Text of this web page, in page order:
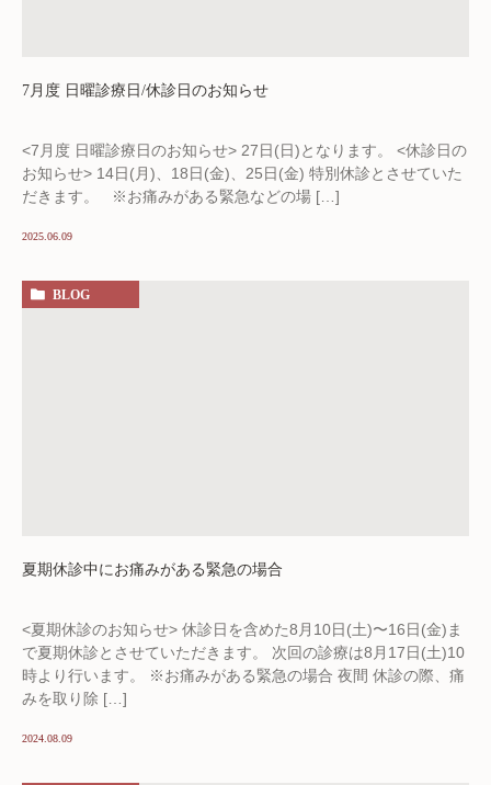
7月度 日曜診療日/休診日のお知らせ
<7月度 日曜診療日のお知らせ> 27日(日)となります。 <休診日の
お知らせ> 14日(月)、18日(金)、25日(金) 特別休診とさせていた
だきます。 ※お痛みがある緊急などの場 […]
2025.06.09
BLOG
夏期休診中にお痛みがある緊急の場合
<夏期休診のお知らせ> 休診日を含めた8月10日(土)〜16日(金)ま
で夏期休診とさせていただきます。 次回の診療は8月17日(土)10
時より行います。 ※お痛みがある緊急の場合 夜間 休診の際、痛
みを取り除 […]
2024.08.09